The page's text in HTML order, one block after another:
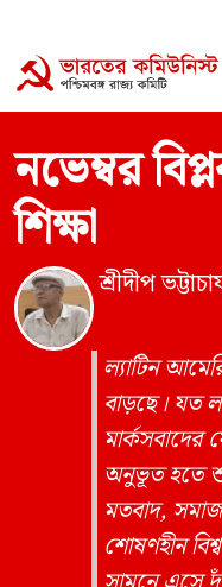
নভেম্বর
শিক্ষা
শ্রীদীপ
ল্যাটিন
বাড়ছে। যত
অনুভূত হতে
মতবাদ,
শোষণহীন